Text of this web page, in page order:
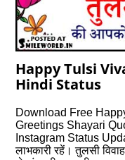
Happy Tulsi
Hindi Status
Download Free
Greetings Shayari
Instagram Status
लाभकारी रहें। तुलसी